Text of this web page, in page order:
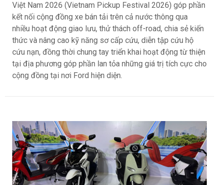
Việt Nam 2026 (Vietnam Pickup Festival 2026) góp phần
kết nối cộng đồng xe bán tải trên cả nước thông qua
nhiều hoạt động giao lưu, thử thách off-road, chia sẻ kiến
thức và nâng cao kỹ năng sơ cấp cứu, diễn tập cứu hộ
cứu nạn, đồng thời chung tay triển khai hoạt động từ thiện
tại địa phương góp phần lan tỏa những giá trị tích cực cho
cộng đồng tại nơi Ford hiện diện.